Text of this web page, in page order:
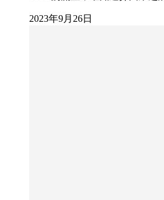
2023年9月26日